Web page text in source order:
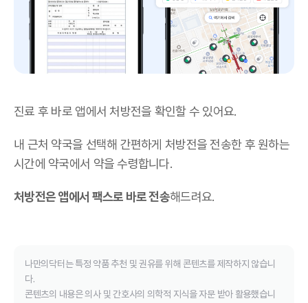
진료 후 바로 앱에서 처방전을 확인할 수 있어요.
내 근처 약국을 선택해 간편하게 처방전을 전송한 후 원하는
시간에 약국에서 약을 수령합니다.
처방전은 앱에서 팩스로 바로 전송해드려요.
나만의닥터는 특정 약품 추천 및 권유를 위해 콘텐츠를 제작하지 않습니
다.
콘텐츠의 내용은 의사 및 간호사의 의학적 지식을 자문 받아 활용했습니